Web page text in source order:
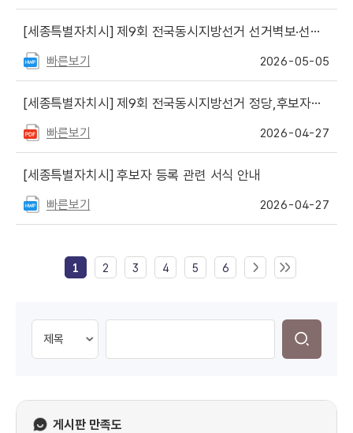
[세종특별자치시] 제9회 전국동시지방선거 선거벽보·선거공보 등 작성·제출수량 및 제출장소 등 안내
빠른보기 2026-05-05
[세종특별자치시] 제9회 전국동시지방선거 정당,후보자용 선거관리시스템 운영 안내
빠른보기 2026-04-27
[세종특별자치시] 후보자 등록 관련 서식 안내
빠른보기 2026-04-27
1 2 3 4 5 6
게시판 만족도